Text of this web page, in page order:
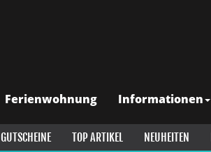
Ferienwohnung Informationen
GUTSCHEINE TOP ARTIKEL NEUHEITEN